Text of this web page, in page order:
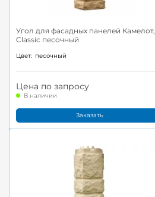
Угол для фасадных панелей Камелот,
Classic песочный
Цвет: песочный
Цена по запросу
В наличии
Заказать